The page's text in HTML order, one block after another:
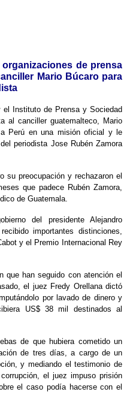
de prensa
Mario Búcaro para
Instituto de Prensa y Sociedad
al canciller guatemalteco, Mario
Perú en una misión oficial y le
periodista Jose Rubén Zamora
su preocupación y rechazaron el
que padece Rubén Zamora,
de Guatemala.
del presidente Alejandro
importantes distinciones,
y el Premio Internacional Rey
que han seguido con atención el
el juez Fredy Orellana dictó
por lavado de dinero y
US$ 38 mil destinados al
de que hubiera cometido un
de tres días, a cargo de un
y mediando el testimonio de
el juez impuso prisión
el caso podía hacerse con el